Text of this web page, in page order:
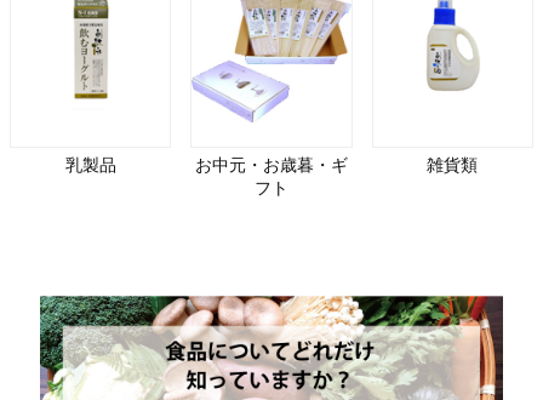
乳製品
お中元・お歳暮・ギ
フト
雑貨類